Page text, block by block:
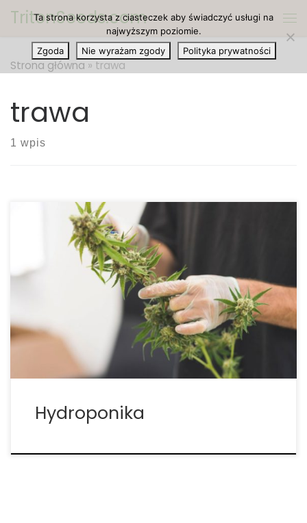
Przejdź do treści
TritonSeeds.com
Strona główna » trawa
trawa
1 wpis
Często słyszane przezwisko dla cannabis – trawa
(ang. weed) – wynika z jej zdolności do wzrostu
prawie wszędzie, w różnych warunkach i różnych
klimatach.Hydroponika odnosi się po prostu do
roślin uprawianych przy użyciu roztworu wody
odżywczej i obojętnego podłoża do […]
Hydroponika
Ta strona korzysta z ciasteczek aby świadczyć usługi na
najwyższym poziomie.
Zgoda
Nie wyrażam zgody Polityka prywatności